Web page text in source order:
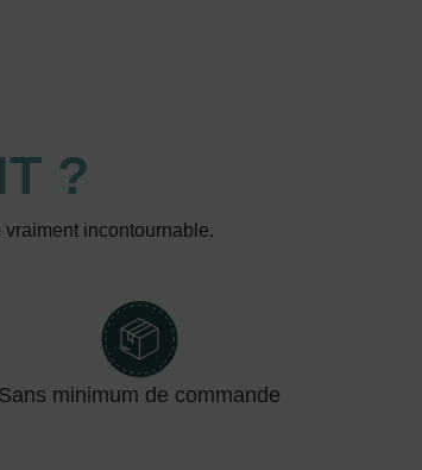
?
incontournable.
Sans minimum de commande